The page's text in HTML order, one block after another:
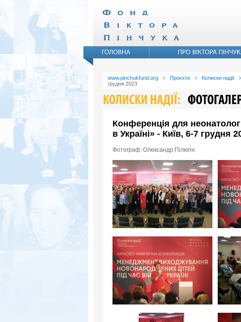
www.pinchukfund.org Проєкти Колиски надії
грудня 2023
Конференція для
в Україні» - Київ, 6-7 грудня
Фотограф: Олександр Пілюгін